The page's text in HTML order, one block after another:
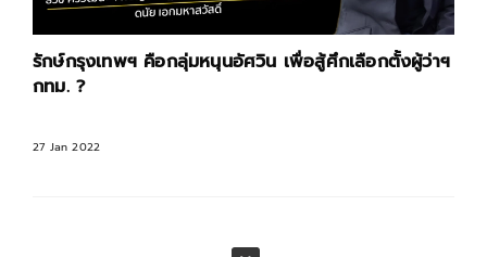
รักษ์กรุงเทพฯ คือกลุ่มหนุนอัศวิน เพื่อสู้ศึกเลือกตั้งผู้ว่าฯ
กทม. ?
27 Jan 2022